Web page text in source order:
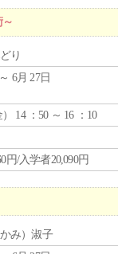
り
6月 27日
） 14 ：50 ～ 16 ：10
円/入学者20,090円
み）淑子